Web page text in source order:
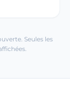
Seules les